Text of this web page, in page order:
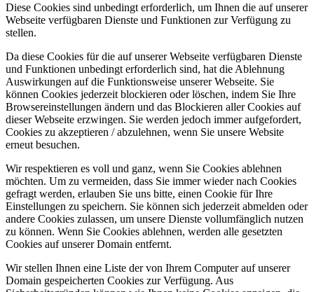
Diese Cookies sind unbedingt erforderlich, um Ihnen die auf unserer
Webseite verfügbaren Dienste und Funktionen zur Verfügung zu
stellen.
Da diese Cookies für die auf unserer Webseite verfügbaren Dienste
und Funktionen unbedingt erforderlich sind, hat die Ablehnung
Auswirkungen auf die Funktionsweise unserer Webseite. Sie
können Cookies jederzeit blockieren oder löschen, indem Sie Ihre
Browsereinstellungen ändern und das Blockieren aller Cookies auf
dieser Webseite erzwingen. Sie werden jedoch immer aufgefordert,
Cookies zu akzeptieren / abzulehnen, wenn Sie unsere Website
erneut besuchen.
Wir respektieren es voll und ganz, wenn Sie Cookies ablehnen
möchten. Um zu vermeiden, dass Sie immer wieder nach Cookies
gefragt werden, erlauben Sie uns bitte, einen Cookie für Ihre
Einstellungen zu speichern. Sie können sich jederzeit abmelden oder
andere Cookies zulassen, um unsere Dienste vollumfänglich nutzen
zu können. Wenn Sie Cookies ablehnen, werden alle gesetzten
Cookies auf unserer Domain entfernt.
Wir stellen Ihnen eine Liste der von Ihrem Computer auf unserer
Domain gespeicherten Cookies zur Verfügung. Aus